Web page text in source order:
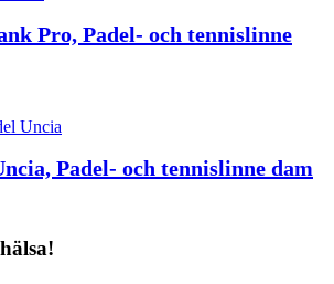
Pro, Padel- och tennislinne
Padel- och tennislinne dam